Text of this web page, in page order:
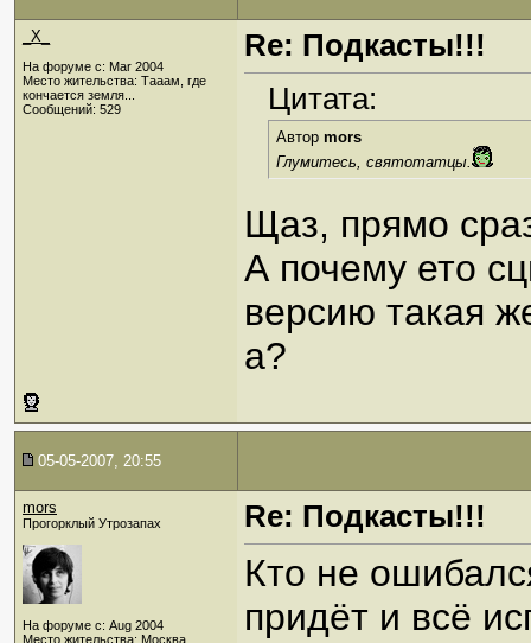
_X_
На форуме с: Mar 2004
Место жительства: Тааам, где
кончается земля...
Сообщений: 529
Re: Подкасты!!!
Цитата:
Автор mors
Глумитесь, святотатцы.
Щаз, прямо
А почему ето
версию такая
а?
05-05-2007, 20:55
mors
Прогорклый Утрозапах
На форуме с: Aug 2004
Место жительства: Москва
Re: Подкасты!!!
Кто не
придёт и всё